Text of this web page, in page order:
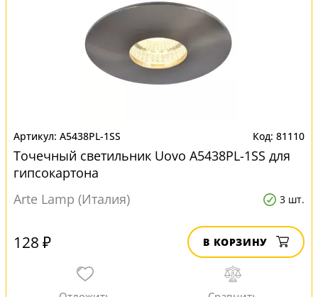
A5438PL-1SS 81110
Точечный светильник Uovo A5438PL-1SS для
гипсокартона
Arte Lamp (Италия)
3 шт.
128 ₽ В КОРЗИНУ